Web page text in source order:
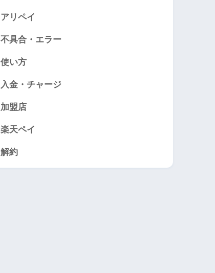
アリペイ
不具合・エラー
使い方
入金・チャージ
加盟店
楽天ペイ
解約